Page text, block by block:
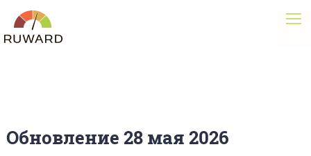
Обновление 28 мая 2026